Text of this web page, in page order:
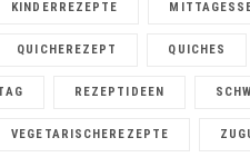
KINDERREZEPTE
QUICHEREZEPT QUICHES
REZEPTIDEEN
VEGETARISCHEREZEPTE